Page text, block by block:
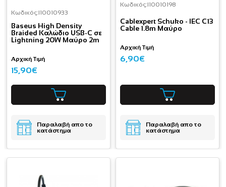
Κωδικός:I10010933
Baseus High Density
Braided Καλώδιο USB-C σε
Lightning 20W Μαύρο 2m
Αρχική Τιμή
15,90€
Παραλαβή απο το
κατάστημα
Κωδικός:I10010198
Cablexpert Schuko - IEC C13
Cable 1.8m Μαύρο
Αρχική Τιμή
6,90€
Παραλαβή απο το
κατάστημα